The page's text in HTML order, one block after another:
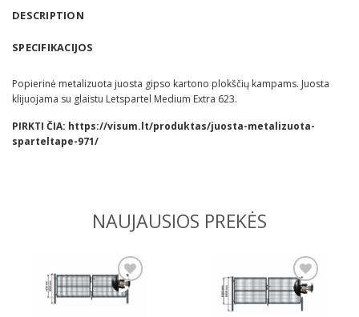
DESCRIPTION
SPECIFIKACIJOS
Popierinė metalizuota juosta gipso kartono plokščių kampams. Juosta
klijuojama su glaistu Letspartel Medium Extra 623.
PIRKTI ČIA: https://visum.lt/produktas/juosta-metalizuota-
sparteltape-971/
NAUJAUSIOS PREKĖS
Pridėti Pridėti